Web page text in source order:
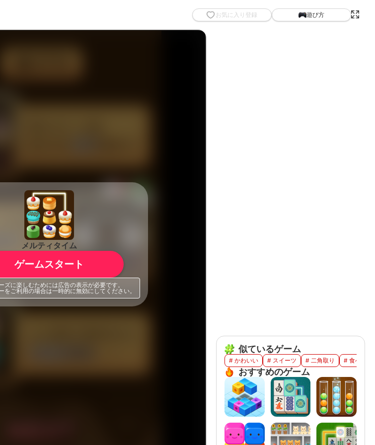
お気に入り登録 遊び方
メルティタイム
ゲームスタート
ズに楽しむためには広告の表示が必要です。
をご利用の場合は一時的に無効にしてください。
似ているゲーム
# かわいい # スイーツ # 二角取り # 食べ物
おすすめのゲーム